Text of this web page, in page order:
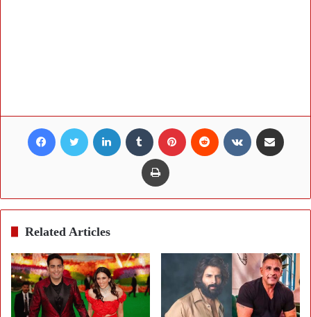
Facebook Twitter LinkedIn Tumblr Pinterest Reddit VKontakte
Print
Related Articles